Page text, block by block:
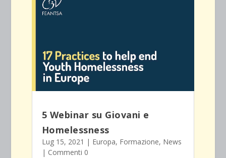
5 Webinar su Giovani e
Homelessness
Lug 15, 2021 | Europa, Formazione, News
| Commenti 0